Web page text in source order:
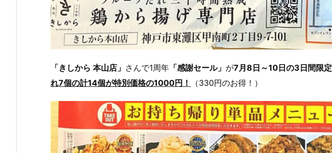
「きしから 本山店」 さんで1周年 「感謝セール」 が7月8日～10日の3日間限定
れ7個の計14個が特別価格の1000円！
（330円のお得！）